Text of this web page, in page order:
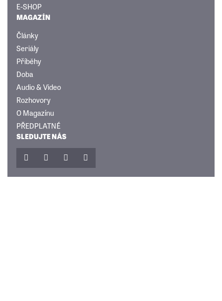
E-SHOP
MAGAZÍN
Články
Seriály
Příběhy
Doba
Audio & Video
Rozhovory
O Magazínu
PŘEDPLATNÉ
SLEDUJTE NÁS